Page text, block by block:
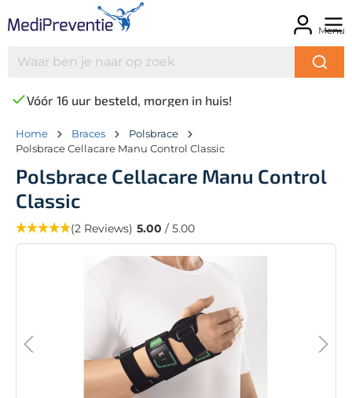
Menu
Vóór 16 uur besteld, morgen in huis!
Home Braces
Polsbrace
Polsbrace Cellacare Manu Control Classic
Polsbrace Cellacare Manu Control
Classic
(2 Reviews) 5.00 / 5.00